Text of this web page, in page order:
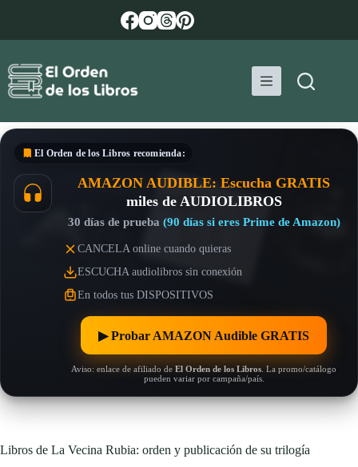
El Orden de los Libros recomienda:
AMAZON AUDIBLE: Escucha GRATIS
miles de AUDIOLIBROS
30 días de prueba (90 días si eres Prime de Amazon)
CANCELA online cuando quieras
ESCUCHA audiolibros sin conexión
En todos tus DISPOSITIVOS
▶︎ Probar AMAZON Audible GRATIS
Aviso: enlace de afiliado de El Orden de los Libros . La promo/catálogo
pueden variar por campaña/país.
Libros de La Vecina Rubia: orden y publicación de su trilogía